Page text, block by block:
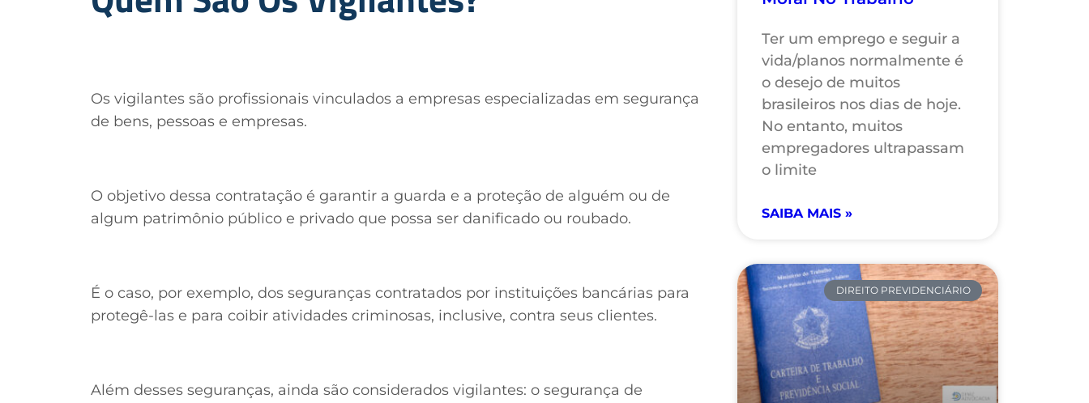
Os vigilantes são profissionais vinculados a empresas especializadas em segurança
de bens, pessoas e empresas.
O objetivo dessa contratação é garantir a guarda e a proteção de alguém ou de
algum patrimônio público e privado que possa ser danificado ou roubado.
É o caso, por exemplo, dos seguranças contratados por instituições bancárias para
protegê-las e para coibir atividades criminosas, inclusive, contra seus clientes.
Além desses seguranças, ainda são considerados vigilantes: o segurança de
Ter um emprego e seguir a
vida/planos normalmente é
o desejo de muitos
brasileiros nos dias de hoje.
No entanto, muitos
empregadores ultrapassam
o limite
SAIBA MAIS »
DIREITO PREVIDENCIÁRIO